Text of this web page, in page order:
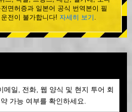
면허증과 일본어 공식 번역본이 필
전이 불가합니다! 자세히 보기 .
메일, 전화, 웹 양식 및 현지 투어 회
가능 여부를 확인하세요.